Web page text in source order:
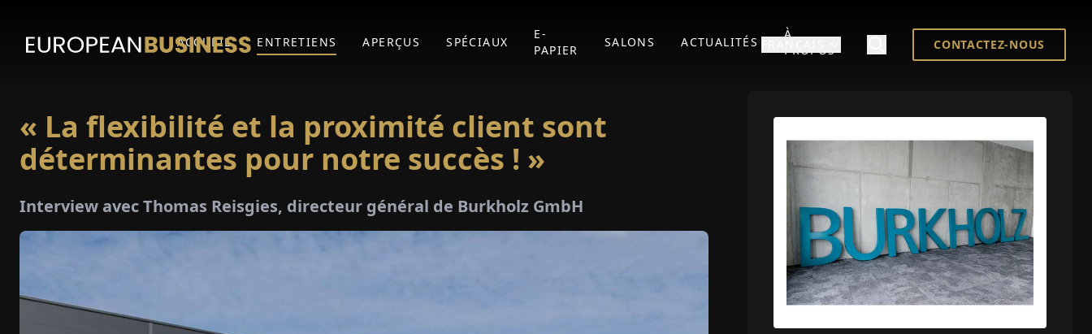
ACCUEIL ENTRETIENS APERÇUS SPÉCIAUX
E-
PAPIER
SALONS ACTUALITÉS
À
PROPOS
CONTACTEZ-NOUS
« La flexibilité et la proximité client sont
déterminantes pour notre succès ! »
Interview avec Thomas Reisgies, directeur général de Burkholz GmbH